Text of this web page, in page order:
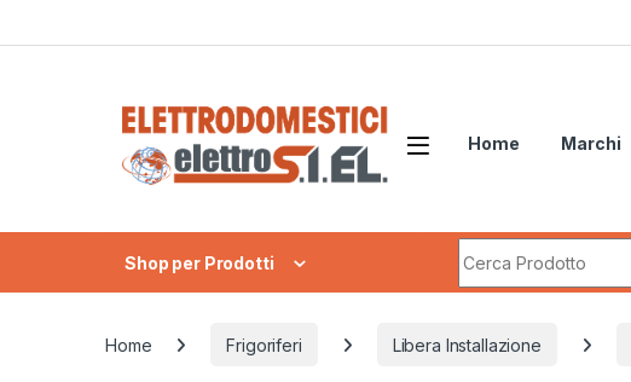
Home Marchi
Shop per Prodotti
Home Frigoriferi Libera Installazione